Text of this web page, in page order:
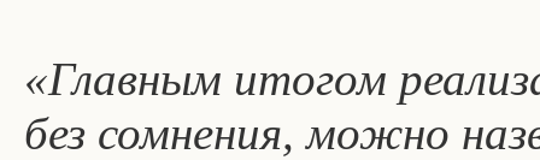
«Главным итогом
без сомнения, можно